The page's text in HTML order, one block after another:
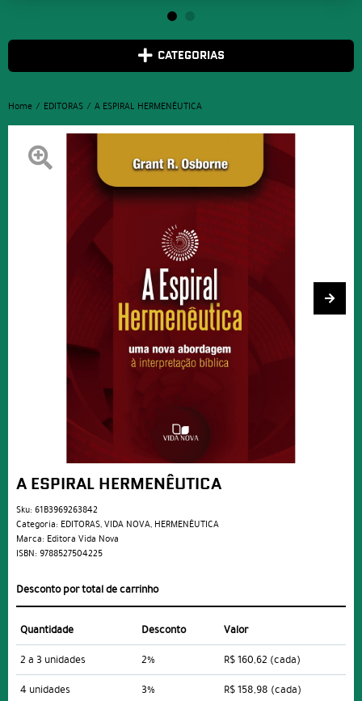
CATEGORIAS
Home EDITORAS A ESPIRAL HERMENÊUTICA
A ESPIRAL HERMENÊUTICA
Sku: 61B3969263842
Categoria: EDITORAS,VIDA NOVA, HERMENÊUTICA
Marca: Editora Vida Nova
ISBN: 9788527504225
Desconto por total de carrinho
Quantidade Desconto
Valor
2 a 3 unidades
2% R$ 160,62 (cada)
4 unidades
3% R$ 158,98 (cada)